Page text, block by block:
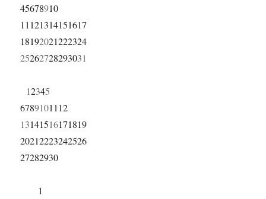
45678910
11121314151617
18192021222324
25262728293031
12345
6789101112
13141516171819
20212223242526
27282930
1